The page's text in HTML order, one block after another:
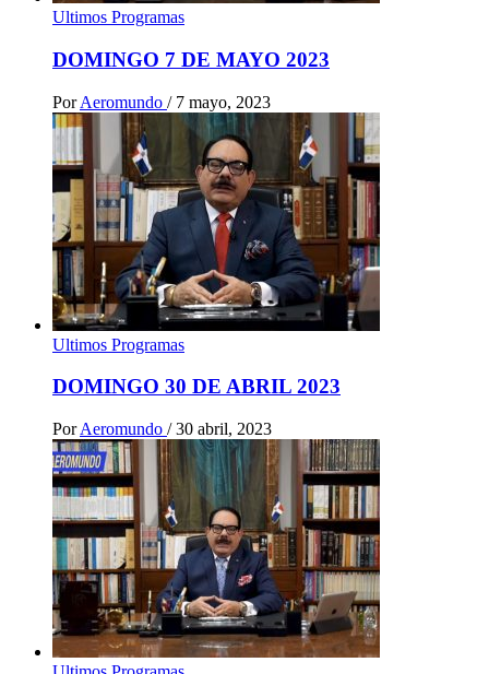
Ultimos Programas
DOMINGO 7 DE MAYO 2023
Por Aeromundo / 7 mayo, 2023
Ultimos Programas
DOMINGO 30 DE ABRIL 2023
Por Aeromundo / 30 abril, 2023